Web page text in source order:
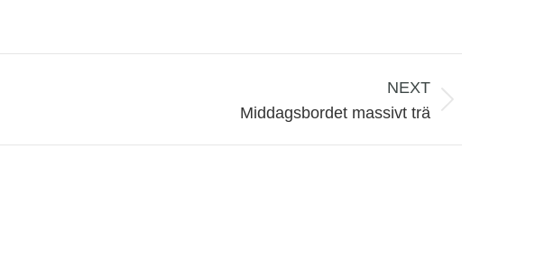
NEXT
Middagsbordet massivt trä